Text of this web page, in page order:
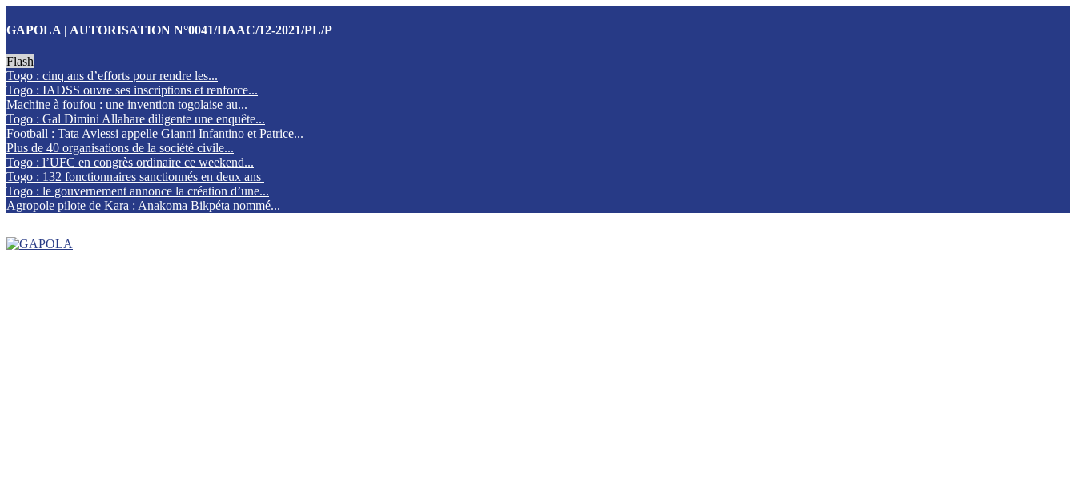
GAPOLA | AUTORISATION N°0041/HAAC/12-2021/PL/P
Flash
Togo : cinq ans d’efforts pour rendre les...
Togo : IADSS ouvre ses inscriptions et renforce...
Machine à foufou : une invention togolaise au...
Togo : Gal Dimini Allahare diligente une enquête...
Football : Tata Avlessi appelle Gianni Infantino et Patrice...
Plus de 40 organisations de la société civile...
Togo : l’UFC en congrès ordinaire ce weekend...
Togo : 132 fonctionnaires sanctionnés en deux ans
Togo : le gouvernement annonce la création d’une...
Agropole pilote de Kara : Anakoma Bikpéta nommé...